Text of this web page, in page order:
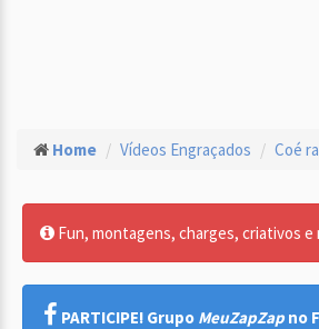
Home Vídeos Engraçados Coé
Fun, montagens, charges, criativos e
PARTICIPE! Grupo MeuZapZap no